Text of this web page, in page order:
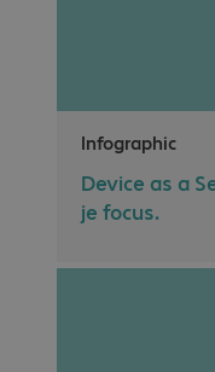
Infographic
Device as a
je focus.